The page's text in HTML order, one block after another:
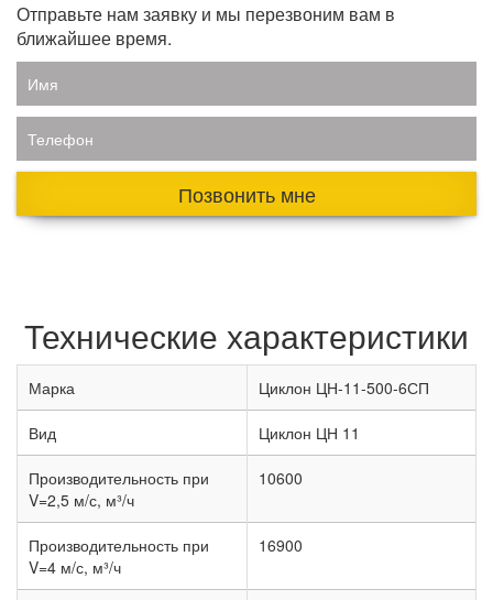
Отправьте нам заявку и мы перезвоним вам в
ближайшее время.
Имя
Телефон
Позвонить мне
Технические характеристики
Марка Циклон ЦН-11-500-6СП
Вид Циклон ЦН 11
Производительность при
V=2,5 м/с, м³/ч
10600
Производительность при
V=4 м/с, м³/ч
16900